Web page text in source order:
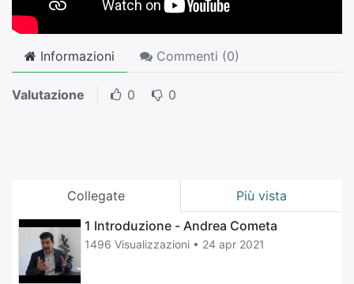
Collegate
Più vista
1 Introduzione - Andrea Cometa
1496 Visualizzazioni • 24 apr 2021
Informazioni Commenti (0)
Valutazione 0 0